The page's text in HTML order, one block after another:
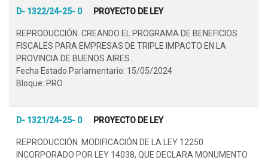
D- 1322/24-25- 0 PROYECTO DE LEY
REPRODUCCIÓN. CREANDO EL PROGRAMA DE BENEFICIOS
FISCALES PARA EMPRESAS DE TRIPLE IMPACTO EN LA
PROVINCIA DE BUENOS AIRES..
Fecha Estado Parlamentario: 15/05/2024
Bloque: PRO
D- 1321/24-25- 0 PROYECTO DE LEY
REPRODUCCIÓN. MODIFICACIÓN DE LA LEY 12250
INCORPORADO POR LEY 14038, QUE DECLARA MONUMENTO